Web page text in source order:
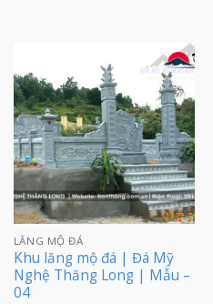
LĂNG MỘ ĐÁ
Khu lăng mộ đá | Đá Mỹ
Nghệ Thăng Long | Mẫu –
04